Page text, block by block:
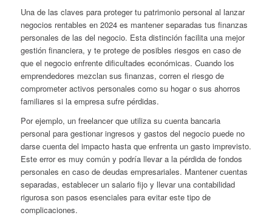
Una de las claves para proteger tu patrimonio personal al lanzar
negocios rentables en 2024 es mantener separadas tus finanzas
personales de las del negocio. Esta distinción facilita una mejor
gestión financiera, y te protege de posibles riesgos en caso de
que el negocio enfrente dificultades económicas. Cuando los
emprendedores mezclan sus finanzas, corren el riesgo de
comprometer activos personales como su hogar o sus ahorros
familiares si la empresa sufre pérdidas.
Por ejemplo, un freelancer que utiliza su cuenta bancaria
personal para gestionar ingresos y gastos del negocio puede no
darse cuenta del impacto hasta que enfrenta un gasto imprevisto.
Este error es muy común y podría llevar a la pérdida de fondos
personales en caso de deudas empresariales. Mantener cuentas
separadas, establecer un salario fijo y llevar una contabilidad
rigurosa son pasos esenciales para evitar este tipo de
complicaciones.